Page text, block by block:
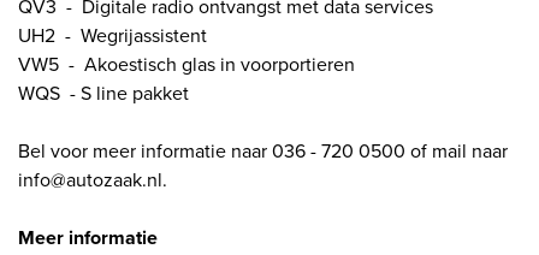
QV3 - Digitale radio ontvangst met data services
UH2 - Wegrijassistent
VW5 - Akoestisch glas in voorportieren
WQS - S line pakket
Bel voor meer informatie naar 036 - 720 0500 of mail naar
info@autozaak.nl.
Meer informatie